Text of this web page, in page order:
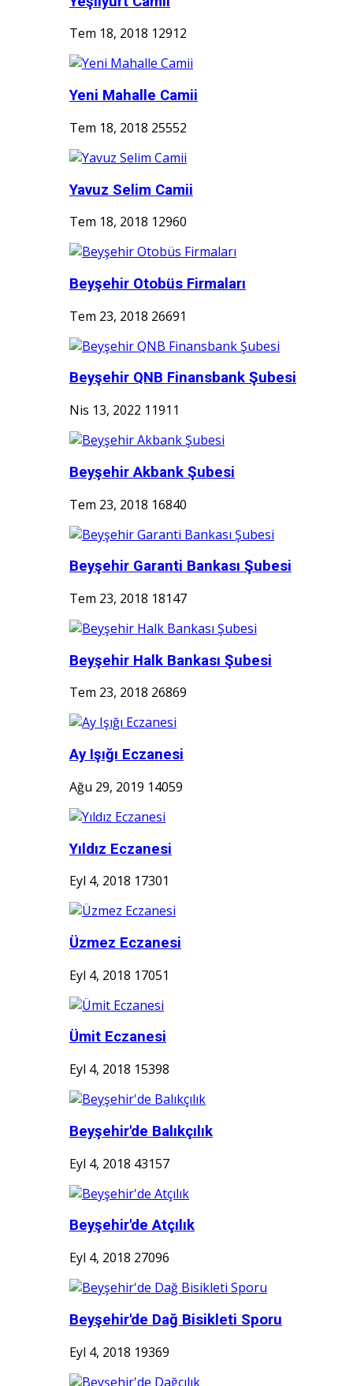
Tem 18, 2018 12912
Yeni Mahalle Camii
Tem 18, 2018 25552
Yavuz Selim Camii
Tem 18, 2018 12960
Beyşehir Otobüs Firmaları
Tem 23, 2018 26691
Beyşehir QNB Finansbank Şubesi
Nis 13, 2022 11911
Beyşehir Akbank Şubesi
Tem 23, 2018 16840
Beyşehir Garanti Bankası Şubesi
Tem 23, 2018 18147
Beyşehir Halk Bankası Şubesi
Tem 23, 2018 26869
Ay Işığı Eczanesi
Ağu 29, 2019 14059
Yıldız Eczanesi
Eyl 4, 2018 17301
Üzmez Eczanesi
Eyl 4, 2018 17051
Ümit Eczanesi
Eyl 4, 2018 15398
Beyşehir'de Balıkçılık
Eyl 4, 2018 43157
Beyşehir'de Atçılık
Eyl 4, 2018 27096
Beyşehir'de Dağ Bisikleti Sporu
Eyl 4, 2018 19369